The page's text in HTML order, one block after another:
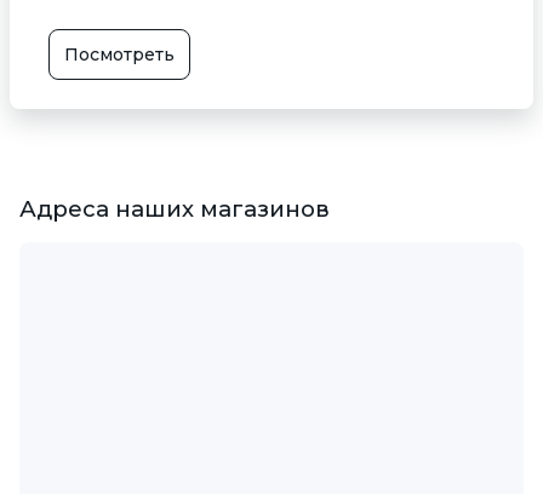
Посмотреть
Адреса наших магазинов